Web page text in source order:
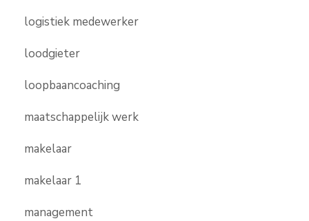
logistiek medewerker
loodgieter
loopbaancoaching
maatschappelijk werk
makelaar
makelaar 1
management